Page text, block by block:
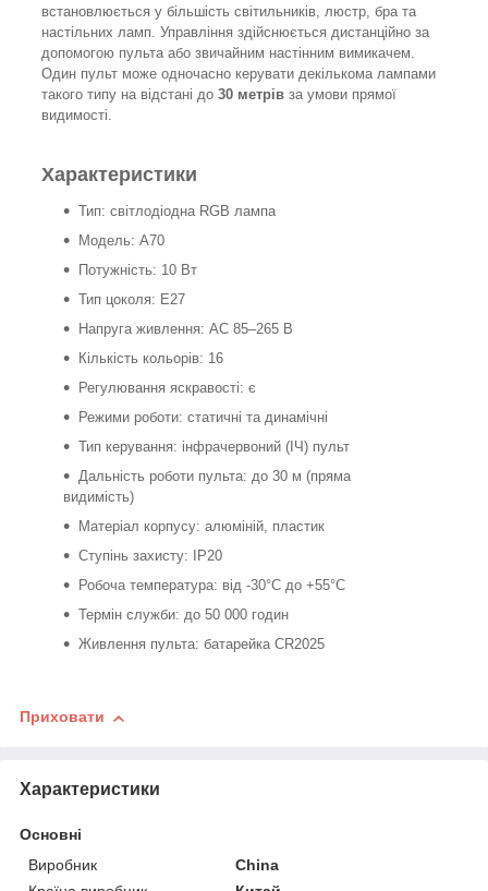
встановлюється у більшість світильників, люстр, бра та
настільних ламп. Управління здійснюється дистанційно за
допомогою пульта або звичайним настінним вимикачем.
Один пульт може одночасно керувати декількома лампами
такого типу на відстані до 30 метрів за умови прямої
видимості.
Характеристики
Тип: світлодіодна RGB лампа
Модель: A70
Потужність: 10 Вт
Тип цоколя: E27
Напруга живлення: AC 85–265 В
Кількість кольорів: 16
Регулювання яскравості: є
Режими роботи: статичні та динамічні
Тип керування: інфрачервоний (ІЧ) пульт
Дальність роботи пульта: до 30 м (пряма
видимість)
Матеріал корпусу: алюміній, пластик
Ступінь захисту: IP20
Робоча температура: від -30°C до +55°C
Термін служби: до 50 000 годин
Живлення пульта: батарейка CR2025
Приховати
Характеристики
Основні
Виробник
China